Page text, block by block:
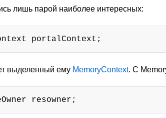
лишь парой наиболее интересных:
portalContext;
выделенный ему MemoryContext. C
resowner;